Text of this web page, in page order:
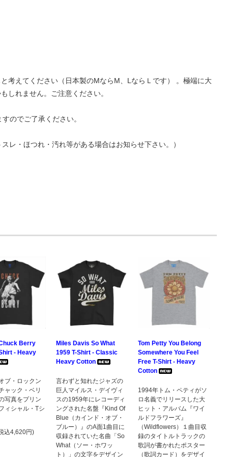
考えてください（日本製のMならM、LならＬです） 。極端に大
しれません。ご注意ください。
のでご了承ください。
レ・ほつれ・汚れ等がある場合はお知らせ下さい。）
Berry
- Heavy
ブ・ロックン
ャック・ベリ
写真をプリン
ィシャル・Tシ
込4,620円)
Miles Davis So What
1959 T-Shirt - Classic
Heavy Cotton
言わずと知れたジャズの
巨人マイルス・デイヴィ
スの1959年にレコーディ
ングされた名盤『Kind Of
Blue（カインド・オブ・
ブルー）』のA面1曲目に
収録されていた名曲「So
What（ソー・ホワッ
ト）」の文字をデザイン
Tom Petty You Belong
Somewhere You Feel
Free T-Shirt - Heavy
Cotton
1994年トム・ペティがソ
ロ名義でリリースした大
ヒット・アルバム『ワイ
ルドフラワーズ』
（Wildflowers）１曲目収
録のタイトルトラックの
歌詞が書かれたポスター
（歌詞カード）をデザイ